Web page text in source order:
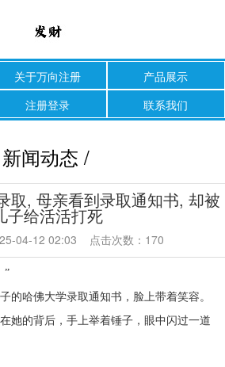
关于万向注册
产品展示
注册登录 联系我们
新闻动态 /
取, 母亲看到录取通知书, 却被
子给活活打死
04-12 02:03 点击次数：170
”
的哈佛大学录取通知书，脸上带着笑容。
她的背后，手上举着锤子，眼中闪过一道